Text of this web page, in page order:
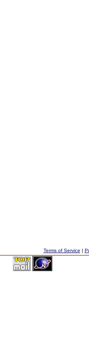
Terms of Service |